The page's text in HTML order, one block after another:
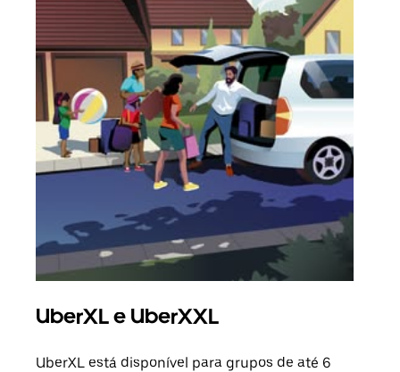
UberXL e UberXXL
UberXL está disponível para grupos de até 6